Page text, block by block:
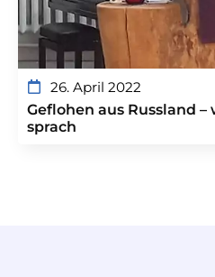
26. April 2022
Geflohen aus Russland
sprach